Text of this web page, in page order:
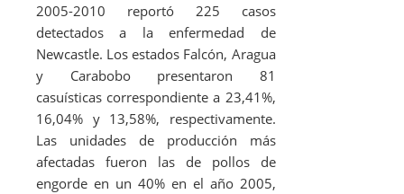
2005-2010 reportó 225 casos
detectados a la enfermedad de
Newcastle. Los estados Falcón, Aragua
y Carabobo presentaron 81
casuísticas correspondiente a 23,41%,
16,04% y 13,58%, respectivamente.
Las unidades de producción más
afectadas fueron las de pollos de
engorde en un 40% en el año 2005,